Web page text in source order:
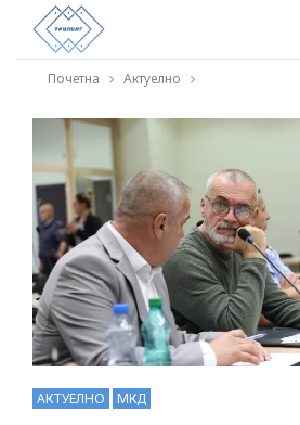
Почетна Актуелно
АКТУЕЛНО МКД